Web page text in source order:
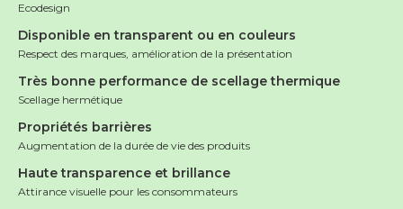
Ecodesign
Disponible en transparent ou en couleurs
Respect des marques, amélioration de la présentation
Très bonne performance de scellage thermique
Scellage hermétique
Propriétés barrières
Augmentation de la durée de vie des produits
Haute transparence et brillance
Attirance visuelle pour les consommateurs